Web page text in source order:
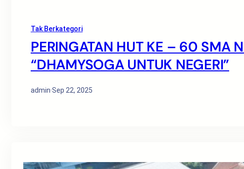
Tak Berkategori
PERINGATAN HUT KE – 60 SMA
“DHAMYSOGA UNTUK NEGERI”
admin·Sep 22, 2025